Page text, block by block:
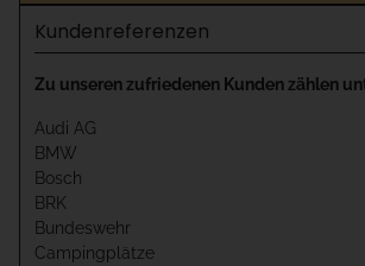
Kundenreferenzen
Zu unseren zufriedenen Kunden zählen
Audi AG
BMW
Bosch
BRK
Bundeswehr
Campingplätze